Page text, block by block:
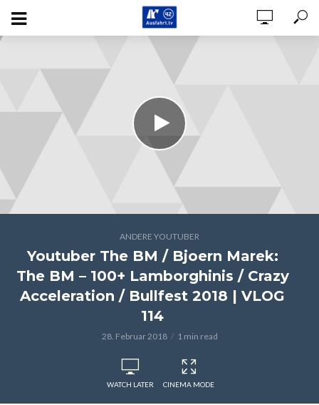
ANDERE YOUTUBER
Youtuber The BM / Bjoern Marek:
The BM – 100+ Lamborghinis / Crazy
Acceleration / Bullfest 2018 | VLOG
114
28. Februar 2018 1 min read
WATCH LATER CINEMA MODE